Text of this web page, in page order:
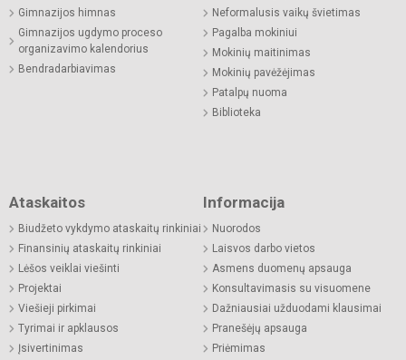
Gimnazijos himnas
Gimnazijos ugdymo proceso
organizavimo kalendorius
Bendradarbiavimas
Neformalusis vaikų švietimas
Pagalba mokiniui
Mokinių maitinimas
Mokinių pavėžėjimas
Patalpų nuoma
Biblioteka
Ataskaitos
Biudžeto vykdymo ataskaitų rinkiniai
Finansinių ataskaitų rinkiniai
Lėšos veiklai viešinti
Projektai
Viešieji pirkimai
Tyrimai ir apklausos
Įsivertinimas
Informacija
Nuorodos
Laisvos darbo vietos
Asmens duomenų apsauga
Konsultavimasis su visuomene
Dažniausiai užduodami klausimai
Pranešėjų apsauga
Priėmimas